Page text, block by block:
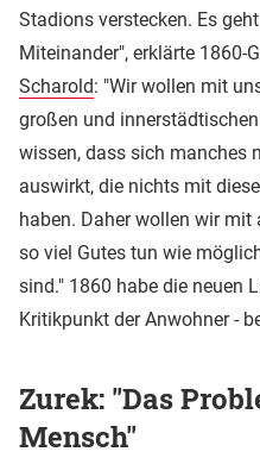
Stadions verstecken. Es
Miteinander", erklärte 1860-
Scharold: "Wir wollen mit
großen und
wissen, dass sich manches
auswirkt, die nichts mit
haben. Daher wollen wir mit
so viel Gutes tun wie
sind." 1860 habe die neuen
Kritikpunkt der Anwohner -
Zurek: "Das
Mensch"